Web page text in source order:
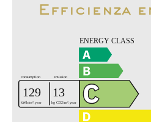
Efficienza